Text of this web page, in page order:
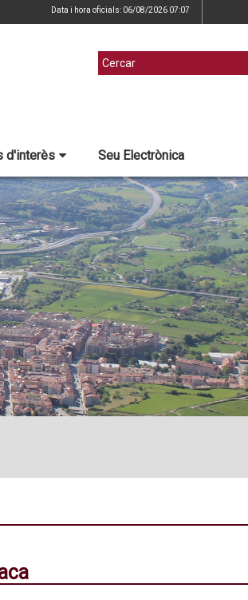
Data i hora oficials: 06/08/2026 07:07
d'interès Seu Electrònica